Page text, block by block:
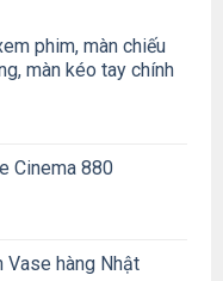
phim, màn chiếu
màn kéo tay chính
Cinema 880
Vase hàng Nhật